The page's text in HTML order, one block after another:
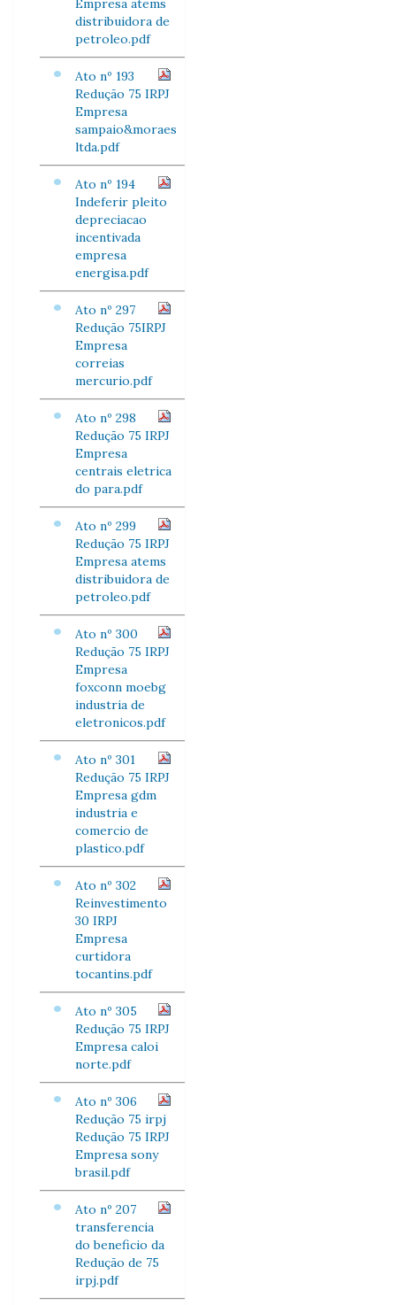
Empresa atems
distribuidora de
petroleo.pdf
Ato nº 193
Redução 75 IRPJ
Empresa
sampaio&moraes
ltda.pdf
Ato nº 194
Indeferir pleito
depreciacao
incentivada
empresa
energisa.pdf
Ato nº 297
Redução 75IRPJ
Empresa
correias
mercurio.pdf
Ato nº 298
Redução 75 IRPJ
Empresa
centrais eletrica
do para.pdf
Ato nº 299
Redução 75 IRPJ
Empresa atems
distribuidora de
petroleo.pdf
Ato nº 300
Redução 75 IRPJ
Empresa
foxconn moebg
industria de
eletronicos.pdf
Ato nº 301
Redução 75 IRPJ
Empresa gdm
industria e
comercio de
plastico.pdf
Ato nº 302
Reinvestimento
30 IRPJ
Empresa
curtidora
tocantins.pdf
Ato nº 305
Redução 75 IRPJ
Empresa caloi
norte.pdf
Ato nº 306
Redução 75 irpj
Redução 75 IRPJ
Empresa sony
brasil.pdf
Ato nº 207
transferencia
do beneficio da
Redução de 75
irpj.pdf